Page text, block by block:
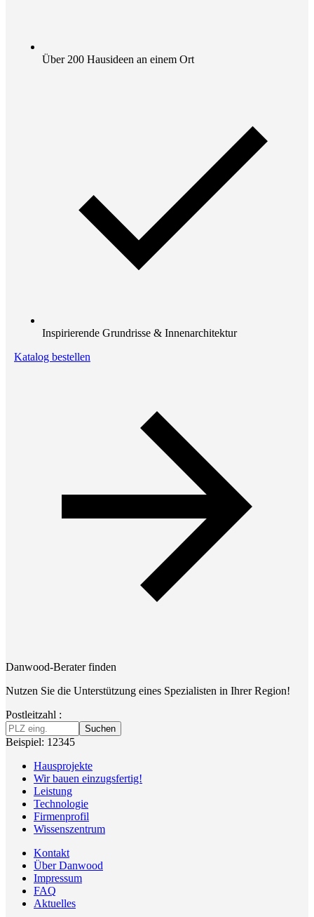
Über 200 Hausideen an einem Ort
Inspirierende Grundrisse & Innenarchitektur
Katalog bestellen
Danwood-Berater finden
Nutzen Sie die Unterstützung eines Spezialisten in Ihrer Region!
Postleitzahl :
Suchen
Beispiel: 12345
Hausprojekte
Wir bauen einzugsfertig!
Leistung
Technologie
Firmenprofil
Wissenszentrum
Kontakt
Über Danwood
Impressum
FAQ
Aktuelles